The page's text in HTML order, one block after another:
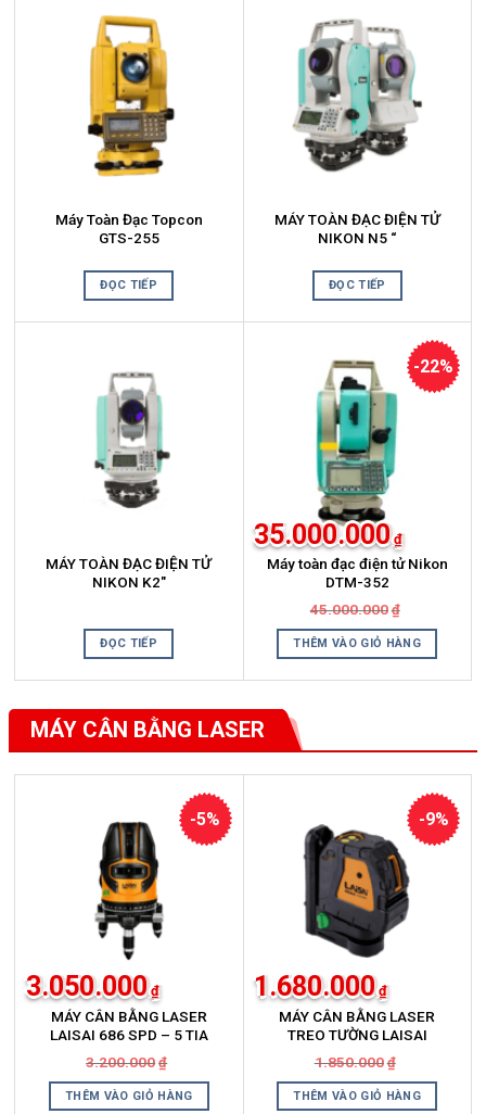
Máy Toàn Đạc Topcon
GTS-255
ĐỌC TIẾP
MÁY TOÀN ĐẠC ĐIỆN TỬ
NIKON N5 “
ĐỌC TIẾP
MÁY TOÀN ĐẠC ĐIỆN TỬ
NIKON K2″
ĐỌC TIẾP
-22%
Máy toàn đạc điện tử Nikon
DTM-352
45.000.000 ₫
là:
35.000.000 ₫
tại
là:
THÊM VÀO GIỎ HÀNG
MÁY CÂN BẰNG LASER
-5%
MÁY CÂN BẰNG LASER
LAISAI 686 SPD – 5 TIA
3.200.000 ₫
là:
3.200.000₫.
3.050.000 ₫
tại
là:
THÊM VÀO GIỎ HÀNG
-9%
MÁY CÂN BẰNG LASER
TREO TƯỜNG LAISAI
CHÍNH HÃNG LSG 609S 2
TIA XANH
1.850.000 ₫
là:
1.850.000₫.
1.680.000 ₫
tại
là:
THÊM VÀO GIỎ HÀNG